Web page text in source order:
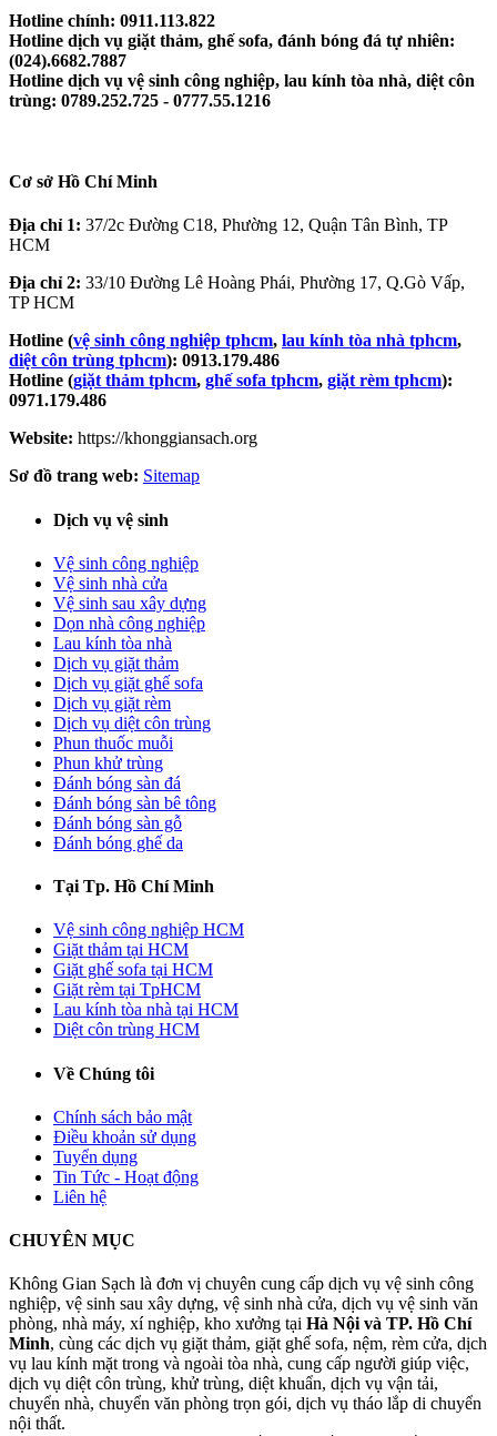
Hotline chính: 0911.113.822
Hotline dịch vụ giặt thảm, ghế sofa, đánh bóng đá tự nhiên:
(024).6682.7887
Hotline dịch vụ vệ sinh công nghiệp, lau kính tòa nhà, diệt côn
trùng: 0789.252.725 - 0777.55.1216
Cơ sở Hồ Chí Minh
Địa chỉ 1: 37/2c Đường C18, Phường 12, Quận Tân Bình, TP
HCM
Địa chỉ 2: 33/10 Đường Lê Hoàng Phái, Phường 17, Q.Gò Vấp,
TP HCM
Hotline (vệ sinh công nghiệp tphcm, lau kính tòa nhà tphcm,
diệt côn trùng tphcm): 0913.179.486
Hotline (giặt thảm tphcm, ghế sofa tphcm, giặt rèm tphcm):
0971.179.486
Website: https://khonggiansach.org
Sơ đồ trang web: Sitemap
Dịch vụ vệ sinh
Vệ sinh công nghiệp
Vệ sinh nhà cửa
Vệ sinh sau xây dựng
Dọn nhà công nghiệp
Lau kính tòa nhà
Dịch vụ giặt thảm
Dịch vụ giặt ghế sofa
Dịch vụ giặt rèm
Dịch vụ diệt côn trùng
Phun thuốc muỗi
Phun khử trùng
Đánh bóng sàn đá
Đánh bóng sàn bê tông
Đánh bóng sàn gỗ
Đánh bóng ghế da
Tại Tp. Hồ Chí Minh
Vệ sinh công nghiệp HCM
Giặt thảm tại HCM
Giặt ghế sofa tại HCM
Giặt rèm tại TpHCM
Lau kính tòa nhà tại HCM
Diệt côn trùng HCM
Về Chúng tôi
Chính sách bảo mật
Điều khoản sử dụng
Tuyển dụng
Tin Tức - Hoạt động
Liên hệ
CHUYÊN MỤC
Không Gian Sạch là đơn vị chuyên cung cấp dịch vụ vệ sinh công
nghiệp, vệ sinh sau xây dựng, vệ sinh nhà cửa, dịch vụ vệ sinh văn
phòng, nhà máy, xí nghiệp, kho xưởng tại Hà Nội và TP. Hồ Chí
Minh, cùng các dịch vụ giặt thảm, giặt ghế sofa, nệm, rèm cửa, dịch
vụ lau kính mặt trong và ngoài tòa nhà, cung cấp người giúp việc,
dịch vụ diệt côn trùng, khử trùng, diệt khuẩn, dịch vụ vận tải,
chuyển nhà, chuyển văn phòng trọn gói, dịch vụ tháo lắp di chuyển
nội thất.